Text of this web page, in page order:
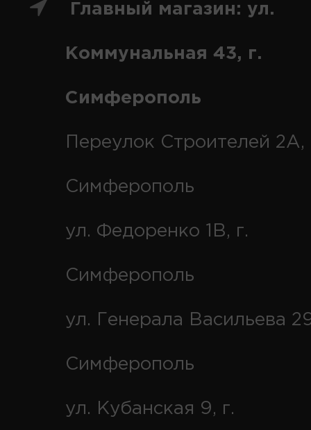
Главный магазин: ул.
Коммунальная 43, г.
Симферополь
Переулок Строителей 2А,
Симферополь
ул. Федоренко 1В, г.
Симферополь
ул. Генерала Васильева
Симферополь
ул. Кубанская 9, г.